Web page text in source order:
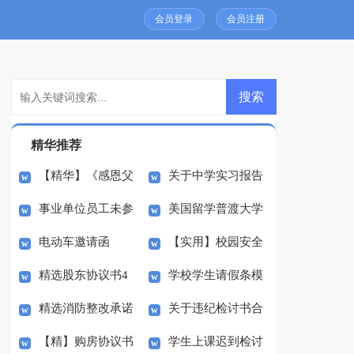
会员登录 会员注册
精华推荐
【精华】《感恩父
母》的演讲稿三篇
关于中学实习报告
四篇
事业单位员工未参
加早会检讨书
美国留学普渡大学
金融工程专业介绍
电动车邀请函 【实用】校园安全
演讲稿模板五篇
精选股东协议书4
篇
学校学生请假条模
板5篇
精选消防整改承诺
书三篇
关于违纪检讨书合
集10篇
【精】购房协议书 学生上课迟到检讨